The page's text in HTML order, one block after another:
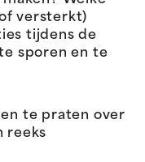
versterkt)
tijdens de
sporen en te
te praten over
reeks